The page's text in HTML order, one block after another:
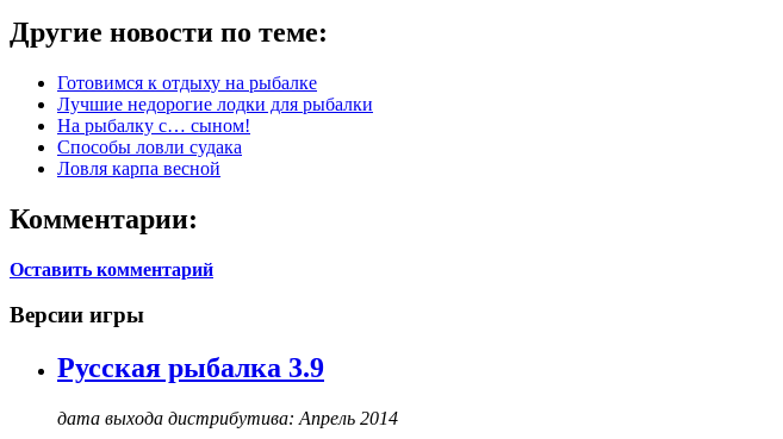
Другие новости по теме:
Готовимся к отдыху на рыбалке
Лучшие недорогие лодки для рыбалки
На рыбалку с… сыном!
Способы ловли судака
Ловля карпа весной
Комментарии:
Оставить комментарий
Версии игры
Русская рыбалка 3.9
дата выхода дистрибутива: Апрель 2014